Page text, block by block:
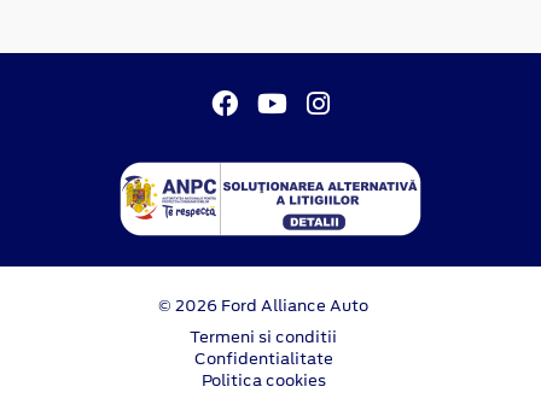
© 2026 Ford Alliance Auto
Termeni si conditii
Confidentialitate
Politica cookies